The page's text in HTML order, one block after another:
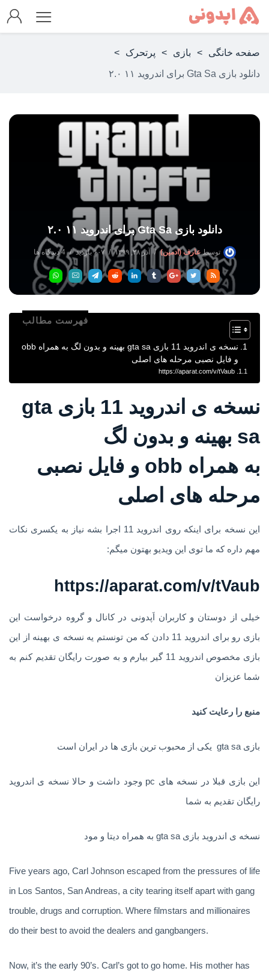
صفحه خانگی > بازی > پرتحرک >
دانلود بازی Gta Sa برای اندروید ۱۱ ۲.۰
دانلود بازی Gta Sa برای اندروید ۱۱ ۲.۰
توسطعارف (ادمین) آذر ۲۸, ۱۳۹۹ ۶۰۷ بازدید 4 دیدگاه ها
فهرست مطالب
نسخه ی اندروید 11 بازی gta sa بهینه و بدون لگ به همراه obb
و فایل نصبی مرحله های اصلی
https://aparat.com/v/tVaub
نسخه ی اندروید 11 بازی gta
sa بهینه و بدون لگ
به همراه obb و فایل نصبی
مرحله های اصلی
این نسخه برای اینکه روی اندروید 11 اجرا بشه نیاز به یکسری نکات
مهم داره که ما توی این ویدیو بهتون میگم:
https://aparat.com/v/tVaub
خیلی از دوستان و کاربران اَپدونی در کانال و گروه درخواست این
بازی رو برای اندروید 11 دادن که من تونستم یه نسخه ی بهینه از این
بازی مخصوص اندروید 11 گیر بیارم و به صورت رایگان تقدیم کنم به
شما عزیزان
منبع را رعایت کنید
بازی gta sa یکی از محبوب ترین بازی ها در ایران است
این بازی قبلا در نسخه های pc وجود داشت و حالا نسخه ی اندروید
رایگان تقدیم به شما
نسخه ی اندروید بازی gta sa به همراه دیتا و مود
Five years ago, Carl Johnson escaped from the pressures of life
in Los Santos, San Andreas, a city tearing itself apart with gang
trouble, drugs and corruption. Where filmstars and millionaires
do their best to avoid the dealers and gangbangers.
Now, it’s the early 90’s. Carl’s got to go home. His mother has